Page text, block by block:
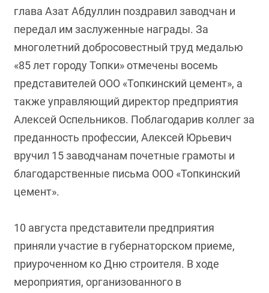
глава Азат Абдуллин поздравил заводчан и
передал им заслуженные награды. За
многолетний добросовестный труд медалью
«85 лет городу Топки» отмечены восемь
представителей ООО «Топкинский цемент», а
также управляющий директор предприятия
Алексей Оспельников. Поблагодарив коллег за
преданность профессии, Алексей Юрьевич
вручил 15 заводчанам почетные грамоты и
благодарственные письма ООО «Топкинский
цемент».
10 августа представители предприятия
приняли участие в губернаторском приеме,
приуроченном ко Дню строителя. В ходе
мероприятия, организованного в